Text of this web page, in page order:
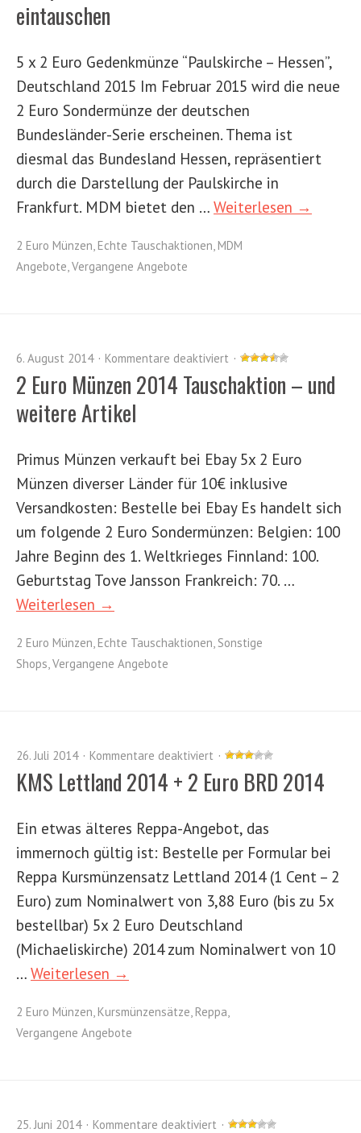
eintauschen
5 x 2 Euro Gedenkmünze “Paulskirche – Hessen”,
Deutschland 2015 Im Februar 2015 wird die neue
2 Euro Sondermünze der deutschen
Bundesländer-Serie erscheinen. Thema ist
diesmal das Bundesland Hessen, repräsentiert
durch die Darstellung der Paulskirche in
Frankfurt. MDM bietet den … Weiterlesen →
2 Euro Münzen, Echte Tauschaktionen, MDM
Angebote,Vergangene Angebote
6. August 2014 Kommentare deaktiviert
2 Euro Münzen 2014 Tauschaktion – und
weitere Artikel
Primus Münzen verkauft bei Ebay 5x 2 Euro
Münzen diverser Länder für 10€ inklusive
Versandkosten: Bestelle bei Ebay Es handelt sich
um folgende 2 Euro Sondermünzen: Belgien: 100
Jahre Beginn des 1. Weltkrieges Finnland: 100.
Geburtstag Tove Jansson Frankreich: 70. …
Weiterlesen →
2 Euro Münzen, Echte Tauschaktionen, Sonstige
Shops,Vergangene Angebote
26. Juli 2014 Kommentare deaktiviert
KMS Lettland 2014 + 2 Euro BRD 2014
Ein etwas älteres Reppa-Angebot, das
immernoch gültig ist: Bestelle per Formular bei
Reppa Kursmünzensatz Lettland 2014 (1 Cent – 2
Euro) zum Nominalwert von 3,88 Euro (bis zu 5x
bestellbar) 5x 2 Euro Deutschland
(Michaeliskirche) 2014 zum Nominalwert von 10
… Weiterlesen →
2 Euro Münzen, Kursmünzensätze, Reppa,
Vergangene Angebote
25. Juni 2014 Kommentare deaktiviert